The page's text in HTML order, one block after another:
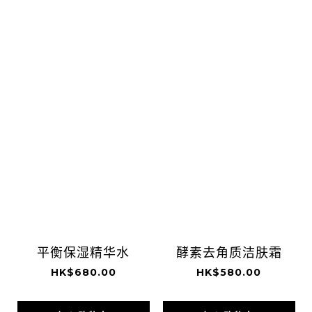
平衡保湿精华水
HK$680.00
酵素去角质洁肤霜
HK$580.00